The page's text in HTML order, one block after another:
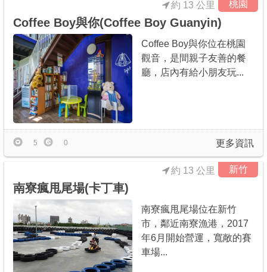
桃園
約 13 公里
Coffee Boy與你(Coffee Boy Guanyin)
Coffee Boy與你位在桃園
觀音，是間親子友善的餐
廳，店內有給小朋友玩...
更多資訊
5 0
新竹
約 13 公里
南寮瘋甩尾場(卡丁車)
南寮瘋甩尾場位在新竹
市，鄰近南寮漁港，2017
年6月開始營運，寬敞的賽
車場...